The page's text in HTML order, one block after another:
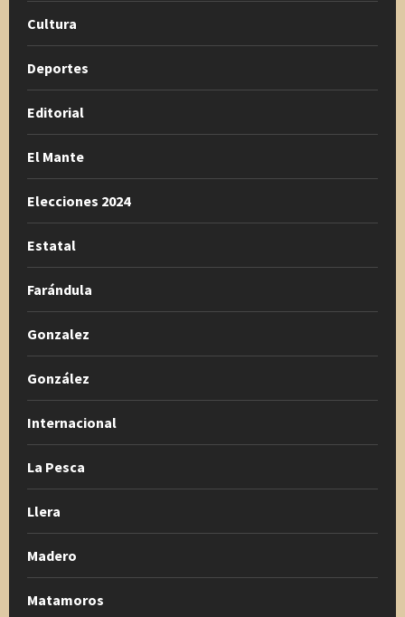
Cultura
Deportes
Editorial
El Mante
Elecciones 2024
Estatal
Farándula
Gonzalez
González
Internacional
La Pesca
Llera
Madero
Matamoros